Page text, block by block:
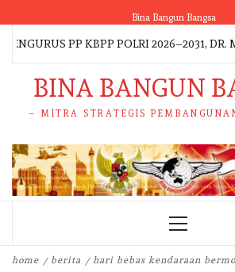
to
content
Bina Bangun Bangsa
PP KBPP POLRI 2026–2031, DR.
BINA BANGUN
– MITRA STRATEGIS
Primary
home berita
hari bebas kendaraan